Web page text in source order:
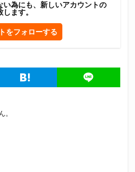
い為にも、新しいアカウントの
ます。
をフォローする
。